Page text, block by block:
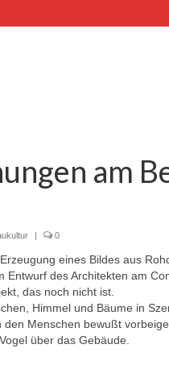
am
| 0
eines Bildes aus
des Architekten am
das noch nicht ist.
Himmel und Bäume in
Menschen bewußt
über das Gebäude.